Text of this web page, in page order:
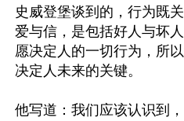
史威登堡谈到的，行为既
爱与信，是包括好人与坏
愿决定人的一切行为，所
决定人未来的关键。
他写道：我们应该认识到